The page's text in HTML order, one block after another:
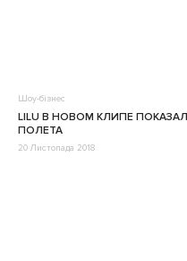
Шоу-бізнес
LILU В НОВОМ КЛИПЕ
ПОЛЕТА
20 Листопада 2018